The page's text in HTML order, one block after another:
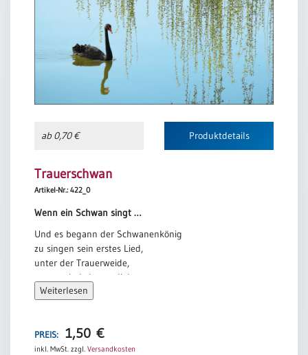
ab 0,70 € Produktdetails
Trauerschwan
Artikel-Nr.: 422_0
Wenn ein Schwan singt …
Und es begann der Schwanenkönig
zu singen sein erstes Lied,
unter der Trauerweide,
wo er sein Leben geliebt.
Und er singt in den schönsten Tönen,
von der Schönheit dieser Erde,
die ihn unsterblich betört.
Weiterlesen
PREIS: 1,50 €
inkl. MwSt. zzgl. Versandkosten